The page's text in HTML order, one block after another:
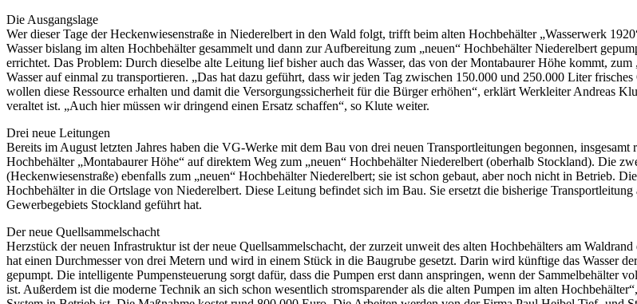
Die Ausgangslage
Wer dieser Tage der Heckenwiesenstraße in Niederelbert in den Wald folgt, trifft beim alten Hochbehälter „Wasserwerk
Wasser bislang im alten Hochbehälter gesammelt und dann zur Aufbereitung zum „neuen“ Hochbehälter Niederelbert
errichtet. Das Problem: Durch dieselbe alte Leitung lief bisher auch das Wasser, das von der Montabaurer Höhe kommt,
Wasser auf einmal zu transportieren. „Das hat dazu geführt, dass wir jeden Tag zwischen 150.000 und 250.000 Liter
wollen diese Ressource erhalten und damit die Versorgungssicherheit für die Bürger erhöhen“, erklärt Werkleiter Andreas
veraltet ist. „Auch hier müssen wir dringend einen Ersatz schaffen“, so Klute weiter.
Drei neue Leitungen
Bereits im August letzten Jahres haben die VG-Werke mit dem Bau von drei neuen Transportleitungen begonnen,
Hochbehälter „Montabaurer Höhe“ auf direktem Weg zum „neuen“ Hochbehälter Niederelbert (oberhalb Stockland). Die
(Heckenwiesenstraße) ebenfalls zum „neuen“ Hochbehälter Niederelbert; sie ist schon gebaut, aber noch nicht in Betrieb.
Hochbehälter in die Ortslage von Niederelbert. Diese Leitung befindet sich im Bau. Sie ersetzt die bisherige
Gewerbegebiets Stockland geführt hat.
Der neue Quellsammelschacht
Herzstück der neuen Infrastruktur ist der neue Quellsammelschacht, der zurzeit unweit des alten Hochbehälters am
hat einen Durchmesser von drei Metern und wird in einem Stück in die Baugrube gesetzt. Darin wird künftige das Wasser
gepumpt. Die intelligente Pumpensteuerung sorgt dafür, dass die Pumpen erst dann anspringen, wenn der
ist. Außerdem ist die moderne Technik an sich schon wesentlich stromsparender als die alten Pumpen im alten